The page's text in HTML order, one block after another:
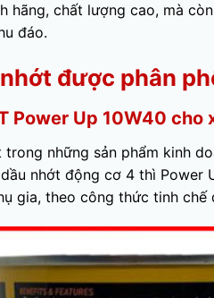
hãng, chất lượng cao, mà
đáo.
được phân
Power Up 10W40 cho
những sản phẩm kinh
nhớt động cơ 4 thì
gia, theo công thức tinh chế